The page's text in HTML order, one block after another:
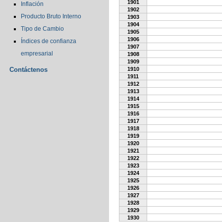
Inflación
Producto Bruto Interno
Tipo de Cambio
Índices de confianza
empresarial
Contáctenos
1901
1902
1903
1904
1905
1906
1907
1908
1909
1910
1911
1912
1913
1914
1915
1916
1917
1918
1919
1920
1921
1922
1923
1924
1925
1926
1927
1928
1929
1930